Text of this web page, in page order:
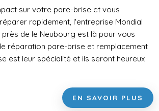
sur votre pare-brise et vous
rapidement, l'entreprise Mondial
de le Neubourg est là pour vous
réparation pare-brise et remplacement
est leur spécialité et ils seront heureux
EN SAVOIR PLUS